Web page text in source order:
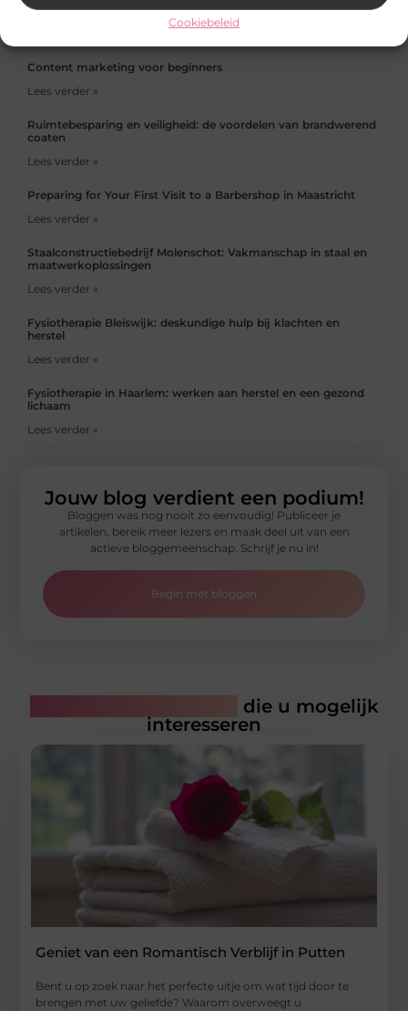
Cookiebeleid
werkvloer maakt verschil
goederenliften noodzakelijk
zijn
Content marketing voor beginners
Lees verder »
Ruimtebesparing en veiligheid: de voordelen van brandwerend
coaten
Lees verder »
Preparing for Your First Visit to a Barbershop in Maastricht
Lees verder »
Staalconstructiebedrijf Molenschot: Vakmanschap in staal en
maatwerkoplossingen
Lees verder »
Fysiotherapie Bleiswijk: deskundige hulp bij klachten en
herstel
Lees verder »
Fysiotherapie in Haarlem: werken aan herstel en een gezond
lichaam
Lees verder »
Jouw blog verdient een podium!
Bloggen was nog nooit zo eenvoudig! Publiceer je
artikelen, bereik meer lezers en maak deel uit van een
actieve bloggemeenschap. Schrijf je nu in!
Begin met bloggen
die u mogelijk
interesseren
Geniet van een Romantisch Verblijf in Putten
Bent u op zoek naar het perfecte uitje om wat tijd door te
brengen met uw geliefde? Waarom overweegt u